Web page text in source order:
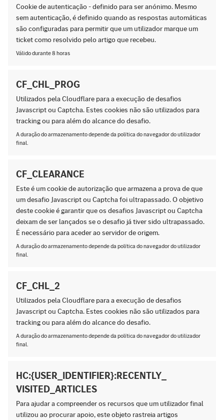
Cookie de autenticação - definido para ser anónimo. Mesmo
sem autenticação, é definido quando as respostas automáticas
são configuradas para permitir que um utilizador marque um
ticket como resolvido pelo artigo que recebeu.
Válido durante 8 horas
CF_CHL_PROG
Utilizados pela Cloudflare para a execução de desafios
Javascript ou Captcha. Estes cookies não são utilizados para
tracking ou para além do alcance do desafio.
A duração do armazenamento depende da política do navegador do utilizador
final.
CF_CLEARANCE
Este é um cookie de autorização que armazena a prova de que
um desafio Javascript ou Captcha foi ultrapassado. O objetivo
deste cookie é garantir que os desafios Javascript ou Captcha
deixam de ser lançados se o desafio já tiver sido ultrapassado.
É necessário para aceder ao servidor de origem.
A duração do armazenamento depende da política do navegador do utilizador
final.
CF_CHL_2
Utilizados pela Cloudflare para a execução de desafios
Javascript ou Captcha. Estes cookies não são utilizados para
tracking ou para além do alcance do desafio.
A duração do armazenamento depende da política do navegador do utilizador
final.
HC:{USER_IDENTIFIER}:RECENTLY_
VISITED_ARTICLES
Para ajudar a compreender os recursos que um utilizador final
utilizou ao procurar apoio, este objeto rastreia artigos